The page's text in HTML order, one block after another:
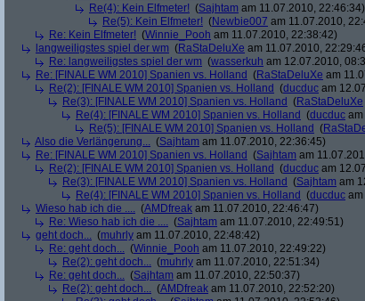
Re(4): Kein Elfmeter! (Sajhtam am 11.07.2010, 22:46:34)
Re(5): Kein Elfmeter! (Newbie007 am 11.07.2010,
Re: Kein Elfmeter! (Winnie_Pooh am 11.07.2010, 22:38:42)
langweiligstes spiel der wm (RaStaDeluXe am 11.07.2010,
Re: langweiligstes spiel der wm (wasserkuh am 12.07.2010,
Re: [FINALE WM 2010] Spanien vs. Holland (RaStaDeluXe am
Re(2): [FINALE WM 2010] Spanien vs. Holland (ducduc am
Re(3): [FINALE WM 2010] Spanien vs. Holland (RaStaDeluXe
Re(4): [FINALE WM 2010] Spanien vs. Holland (ducduc
Re(5): [FINALE WM 2010] Spanien vs. Holland (
Also die Verlängerung... (Sajhtam am 11.07.2010, 22:36:45)
Re: [FINALE WM 2010] Spanien vs. Holland (Sajhtam am
Re(2): [FINALE WM 2010] Spanien vs. Holland (ducduc am
Re(3): [FINALE WM 2010] Spanien vs. Holland (Sajhtam am
Re(4): [FINALE WM 2010] Spanien vs. Holland (ducduc am
Wieso hab ich die .... (AMDfreak am 11.07.2010, 22:46:47)
Re: Wieso hab ich die .... (Sajhtam am 11.07.2010, 22:49:51)
geht doch... (muhrly am 11.07.2010, 22:48:42)
Re: geht doch... (Winnie_Pooh am 11.07.2010, 22:49:22)
Re(2): geht doch... (muhrly am 11.07.2010, 22:51:34)
Re: geht doch... (Sajhtam am 11.07.2010, 22:50:37)
Re(2): geht doch... (AMDfreak am 11.07.2010, 22:52:20)